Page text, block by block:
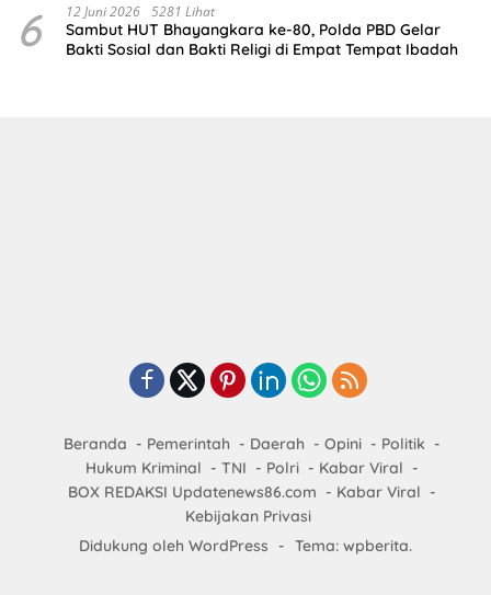
6 12 Juni 2026 5281 Lihat
Sambut HUT Bhayangkara ke-80, Polda PBD Gelar
Bakti Sosial dan Bakti Religi di Empat Tempat Ibadah
Beranda Pemerintah Daerah Opini
Politik
Hukum Kriminal
TNI Polri
Kabar Viral
BOX REDAKSI Updatenews86.com
Kabar Viral
Kebijakan Privasi
Didukung oleh WordPress
- Tema: wpberita.